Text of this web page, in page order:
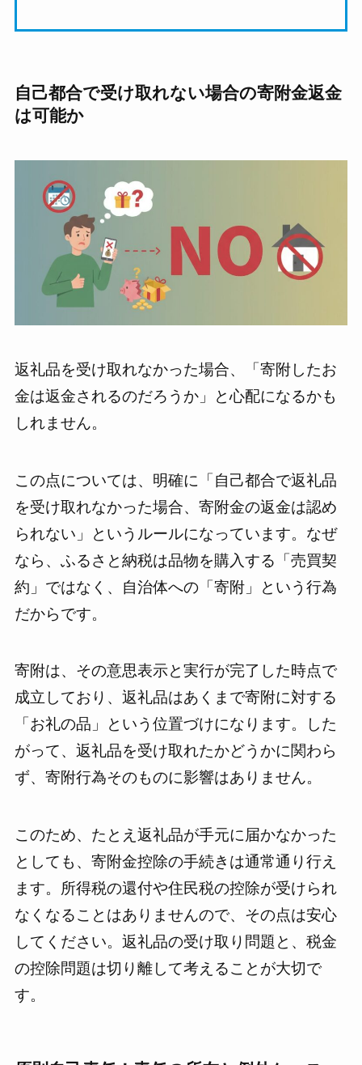
自己都合で受け取れない場合の寄附金返金
は可能か
返礼品を受け取れなかった場合、「寄附したお
金は返金されるのだろうか」と心配になるかも
しれません。
この点については、明確に「自己都合で返礼品
を受け取れなかった場合、寄附金の返金は認め
られない」というルールになっています。なぜ
なら、ふるさと納税は品物を購入する「売買契
約」ではなく、自治体への「寄附」という行為
だからです。
寄附は、その意思表示と実行が完了した時点で
成立しており、返礼品はあくまで寄附に対する
「お礼の品」という位置づけになります。した
がって、返礼品を受け取れたかどうかに関わら
ず、寄附行為そのものに影響はありません。
このため、たとえ返礼品が手元に届かなかった
としても、寄附金控除の手続きは通常通り行え
ます。所得税の還付や住民税の控除が受けられ
なくなることはありませんので、その点は安心
してください。返礼品の受け取り問題と、税金
の控除問題は切り離して考えることが大切で
す。